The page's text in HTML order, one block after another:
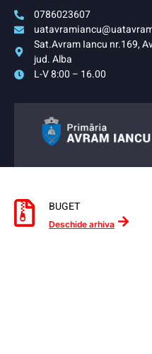
0786023607
Sat.Avram Iancu nr.169,
jud. Alba
L-V 8:00 – 16.00
BUGET
Deschide arhiva